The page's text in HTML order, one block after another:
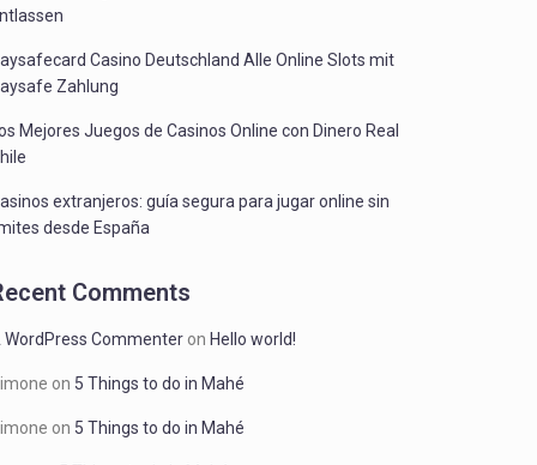
Casino Deutschland Alle Online Slots mit
Zahlung
Mejores Juegos de Casinos Online con Dinero Real
extranjeros: guía segura para jugar online sin
desde España
Comments
WordPress Commenter on Hello world!
on 5 Things to do in Mahé
on 5 Things to do in Mahé